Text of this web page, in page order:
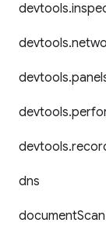
devtools.
devtools.
devtools.
devtools.
devtools.
dns
documentScan